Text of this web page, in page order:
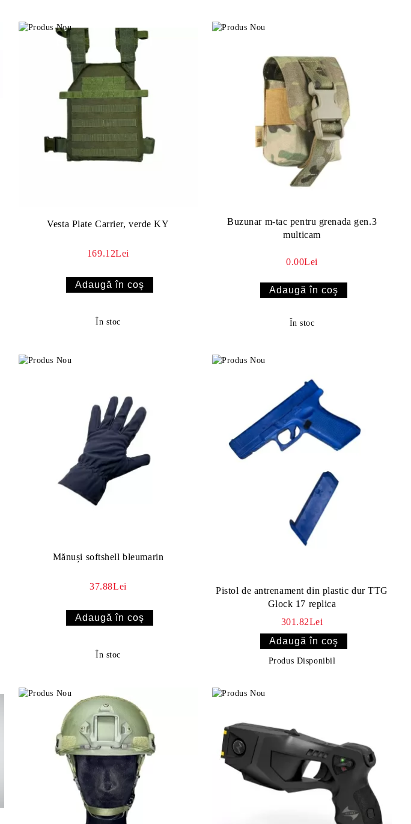
Vesta Plate Carrier, verde KY
169.12Lei
În stoc
Buzunar m-tac pentru grenada gen.3
multicam
0.00Lei
În stoc
Mănuși softshell bleumarin
37.88Lei
În stoc
Pistol de antrenament din plastic dur TTG
Glock 17 replica
301.82Lei
Produs Disponibil